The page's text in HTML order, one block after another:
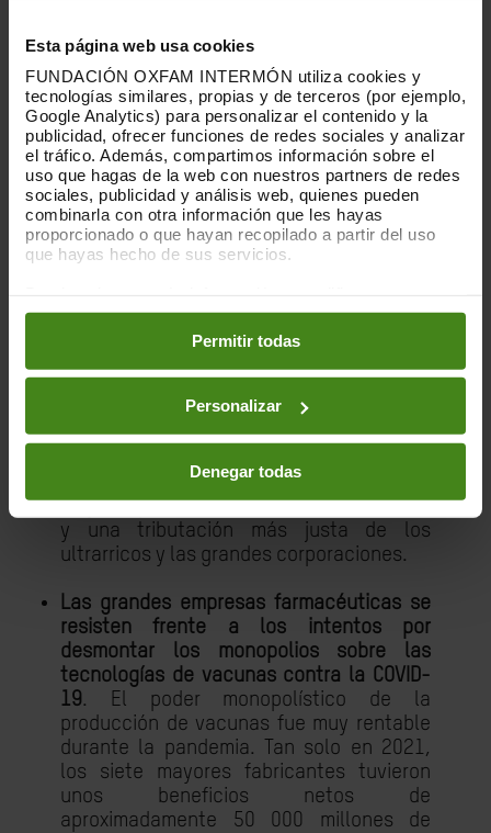
Esta página web usa cookies
FUNDACIÓN OXFAM INTERMÓN utiliza cookies y
tecnologías similares, propias y de terceros (por ejemplo,
Google Analytics) para personalizar el contenido y la
publicidad, ofrecer funciones de redes sociales y analizar
el tráfico. Además, compartimos información sobre el
uso que hagas de la web con nuestros partners de redes
sociales, publicidad y análisis web, quienes pueden
combinarla con otra información que les hayas
proporcionado o que hayan recopilado a partir del uso
que hayas hecho de sus servicios.
preferencias accediendo a nuestraPolítica de Cookieso
en los botones facilitados a continuación:
Permitir todas
Personalizar
Denegar todas
potencial y de lograr los impactos
esperados. El nuevo estándar para la
reasignación de derechos tributarios
apenas generará recursos adicionales
para los países de renta baja, entorno al
0,026 % de su PIB. La exclusión de los
servicios financieros del nuevo paquete
de medidas de BEPS es sin duda el
resultado de las presiones de los países
con grandes industrias bancarias y
estas negociaciones, los países del Sur
global, liderados por el grupo africano,
la ONU sobre fiscalidad internacional. Este
avance histórico, junto con el liderazgo de
esperanza hacia la recuperación de una
mayor equidad en el diseño internacional
y una tributación más justa de los
ultrarricos y las grandes corporaciones.
Las grandes empresas farmacéuticas se
resisten frente a los intentos por
desmontar los monopolios sobre las
tecnologías de vacunas contra la COVID-
19. El poder monopolístico de la
producción de vacunas fue muy rentable
durante la pandemia. Tan solo en 2021,
los siete mayores fabricantes tuvieron
unos beneficios netos de
aproximadamente 50 000 millones de